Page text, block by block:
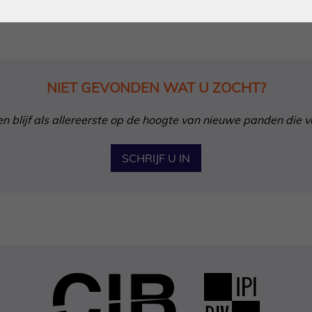
NIET GEVONDEN WAT U ZOCHT?
blijf als allereerste op de hoogte van nieuwe panden die
SCHRIJF U IN